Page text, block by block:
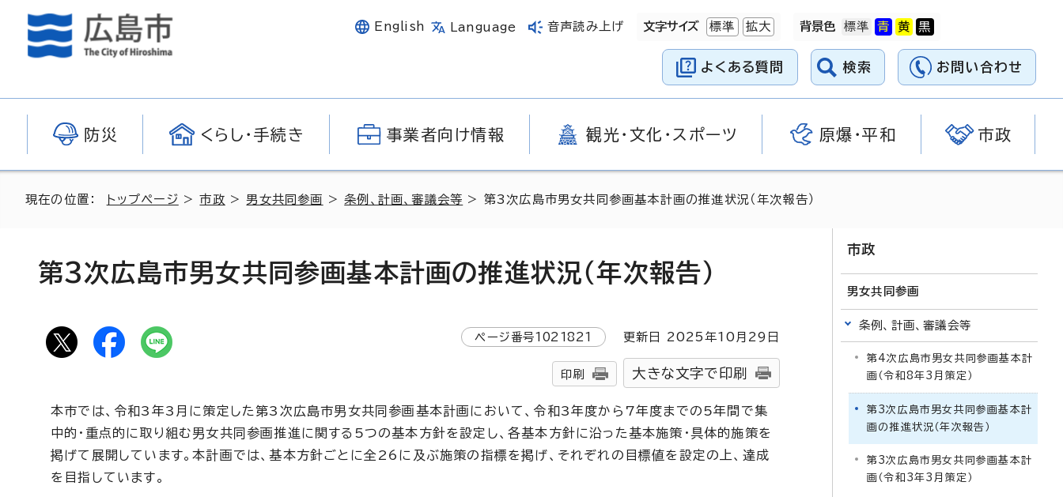
English Language 音声読み上げ 文字サイズ 標準 拡大 背景色
よくある質問 検索 お問い合わせ
防災 くらし・手続き 事業者向け情報 観光・文化・スポーツ 原爆・平和 市政
現在の位置： トップページ >市政 >男女共同参画 >条例、計画、審議会等 > 第3次広島市男女共同参画基本計画の推進状況（年次報告）
第3次広島市男女共同参画基本計画の推進状況（年次報告）
ページ番号1021821 更新日 2025 年10 月 29 日
印刷 大きな文字で印刷
本市では、令和3年3月に策定した第3次広島市男女共同参画基本計画において、令和3年度から7年度までの5年間で集
中的・重点的に取り組む男女共同参画推進に関する5つの基本方針を設定し、各基本方針に沿った基本施策・具体的施策を
掲げて展開しています。本計画では、基本方針ごとに全26に及ぶ施策の指標を掲げ、それぞれの目標値を設定の上、達成
を目指しています。
市政
男女共同参画
条例、計画、審議会等
第4次広島市男女共同参画基本計
画（令和8年3月策定）
第3次広島市男女共同参画基本計
画の推進状況（年次報告）
第3次広島市男女共同参画基本計
画（令和3年3月策定）